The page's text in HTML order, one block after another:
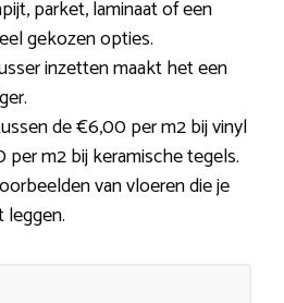
parket, laminaat of een
gekozen opties.
inzetten maakt het een
de €6,00 per m2 bij vinyl
m2 bij keramische tegels.
van vloeren die je
leggen.